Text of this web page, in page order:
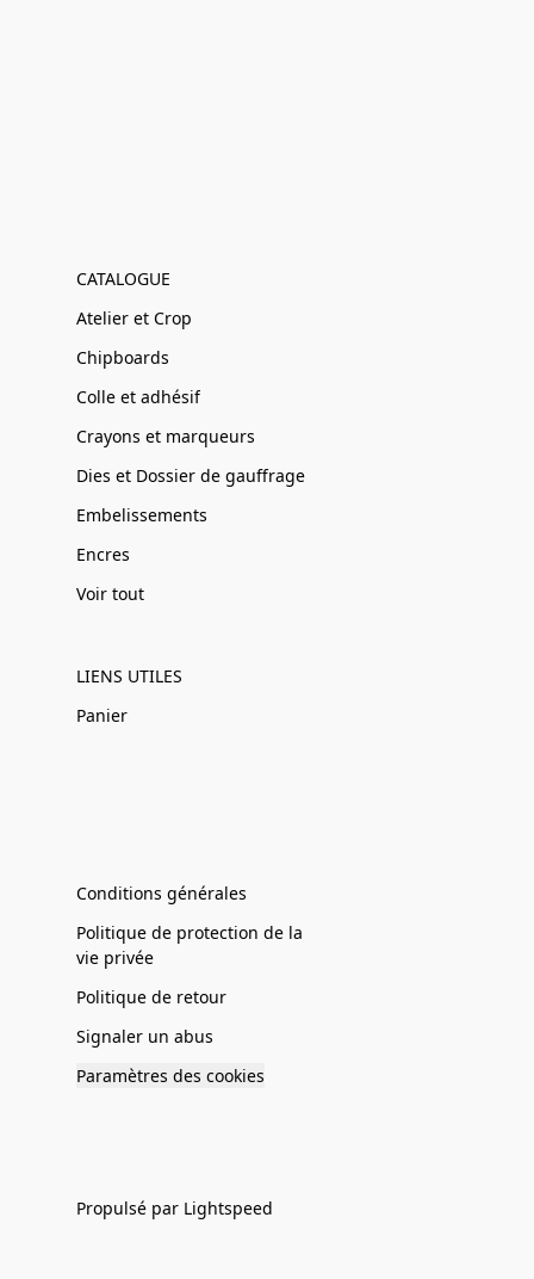
CATALOGUE
Atelier et Crop
Chipboards
Colle et adhésif
Crayons et marqueurs
Dies et Dossier de gauffrage
Embelissements
Encres
Voir tout
LIENS UTILES
Panier
Conditions générales
Politique de protection de la
vie privée
Politique de retour
Signaler un abus
Paramètres des cookies
Propulsé par Lightspeed